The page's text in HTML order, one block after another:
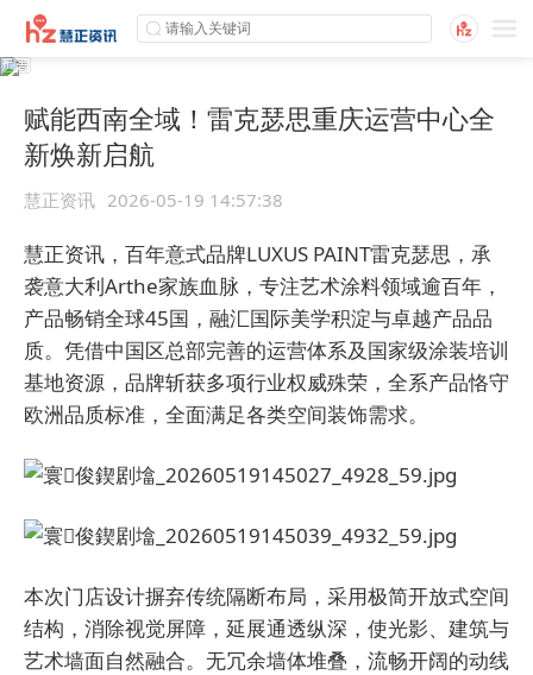
赋能西南全域！雷克瑟思重庆运营中心全
新焕新启航
慧正资讯 2026-05-19 14:57:38
慧正资讯，百年意式品牌LUXUS PAINT雷克瑟思，承
袭意大利Arthe家族血脉，专注艺术涂料领域逾百年，
产品畅销全球45国，融汇国际美学积淀与卓越产品品
质。凭借中国区总部完善的运营体系及国家级涂装培训
基地资源，品牌斩获多项行业权威殊荣，全系产品恪守
欧洲品质标准，全面满足各类空间装饰需求。
本次门店设计摒弃传统隔断布局，采用极简开放式空间
结构，消除视觉屏障，延展通透纵深，使光影、建筑与
艺术墙面自然融合。无冗余墙体堆叠，流畅开阔的动线